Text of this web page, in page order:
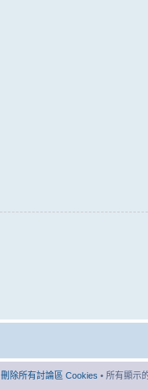
刪除所有討論區 Cookies • 所有顯示